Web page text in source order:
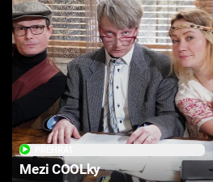
Mezi COOLky